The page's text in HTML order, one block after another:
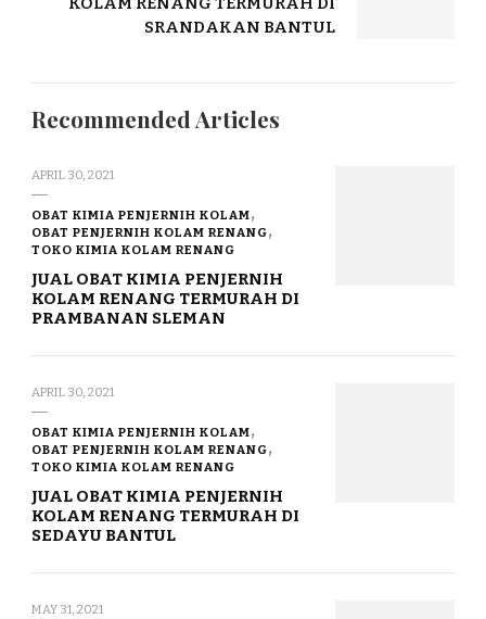
SRANDAKAN BANTUL
Recommended Articles
APRIL 30, 2021
OBAT KIMIA PENJERNIH KOLAM
OBAT PENJERNIH KOLAM RENANG
TOKO KIMIA KOLAM RENANG
JUAL OBAT KIMIA PENJERNIH
KOLAM RENANG TERMURAH DI
PRAMBANAN SLEMAN
APRIL 30, 2021
OBAT KIMIA PENJERNIH KOLAM
OBAT PENJERNIH KOLAM RENANG
TOKO KIMIA KOLAM RENANG
JUAL OBAT KIMIA PENJERNIH
KOLAM RENANG TERMURAH DI
SEDAYU BANTUL
MAY 31, 2021